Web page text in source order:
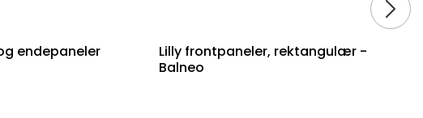
endepaneler
Lilly frontpaneler, rektangulær -
Balneo